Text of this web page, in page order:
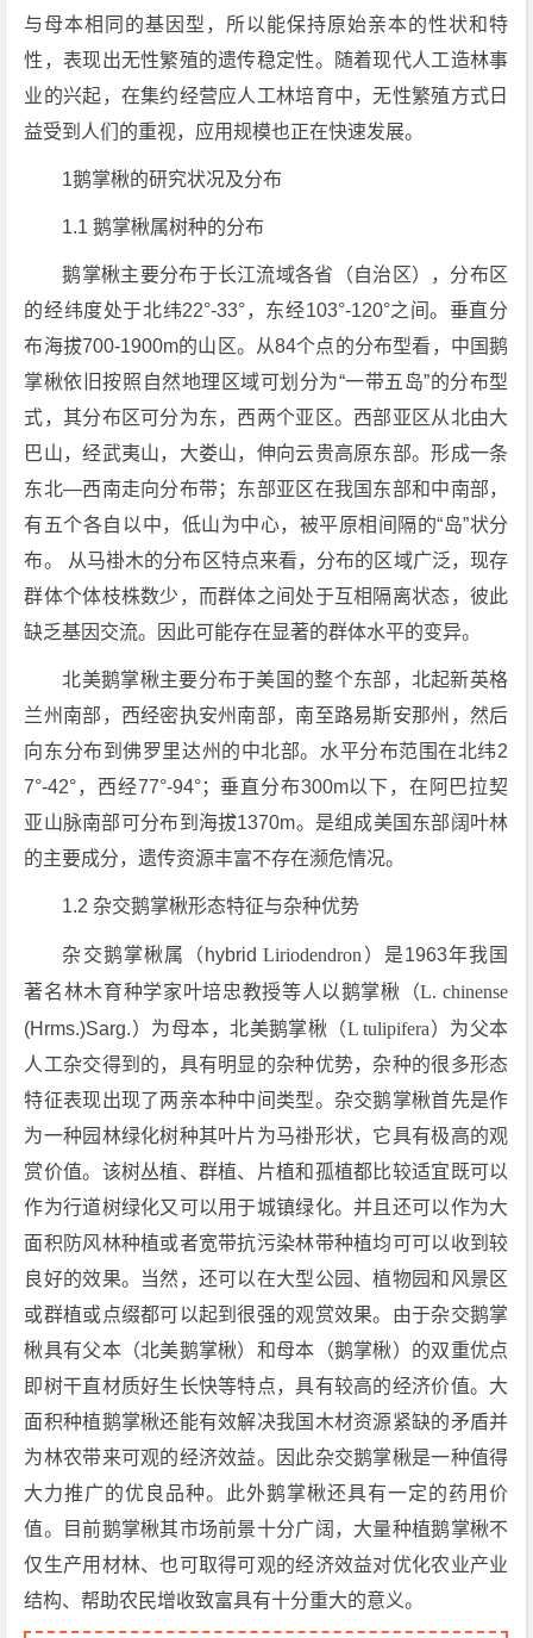
与母本相同的基因型，所以能保持原始亲本的性状和特
性，表现出无性繁殖的遗传稳定性。随着现代人工造林事
业的兴起，在集约经营应人工林培育中，无性繁殖方式日
益受到人们的重视，应用规模也正在快速发展。
1鹅掌楸的研究状况及分布
1.1 鹅掌楸属树种的分布
鹅掌楸主要分布于长江流域各省（自治区），分布区
的经纬度处于北纬22°-33°，东经103°-120°之间。垂直分
布海拔700-1900m的山区。从84个点的分布型看，中国鹅
掌楸依旧按照自然地理区域可划分为“一带五岛”的分布型
式，其分布区可分为东，西两个亚区。西部亚区从北由大
巴山，经武夷山，大娄山，伸向云贵高原东部。形成一条
东北—西南走向分布带；东部亚区在我国东部和中南部，
有五个各自以中，低山为中心，被平原相间隔的“岛”状分
布。 从马褂木的分布区特点来看，分布的区域广泛，现存
群体个体枝株数少，而群体之间处于互相隔离状态，彼此
缺乏基因交流。因此可能存在显著的群体水平的变异。
北美鹅掌楸主要分布于美国的整个东部，北起新英格
兰州南部，西经密执安州南部，南至路易斯安那州，然后
向东分布到佛罗里达州的中北部。水平分布范围在北纬2
7°-42°，西经77°-94°；垂直分布300m以下，在阿巴拉契
亚山脉南部可分布到海拔1370m。是组成美国东部阔叶林
的主要成分，遗传资源丰富不存在濒危情况。
1.2 杂交鹅掌楸形态特征与杂种优势
杂交鹅掌楸属（hybridLiriodendron ）是1963年我国
著名林木育种学家叶培忠教授等人以鹅掌楸（L. chinense
(Hrms.)Sarg.）为母本，北美鹅掌楸（L tulipifera）为父本
人工杂交得到的，具有明显的杂种优势，杂种的很多形态
特征表现出现了两亲本种中间类型。杂交鹅掌楸首先是作
为一种园林绿化树种其叶片为马褂形状，它具有极高的观
赏价值。该树丛植、群植、片植和孤植都比较适宜既可以
作为行道树绿化又可以用于城镇绿化。并且还可以作为大
面积防风林种植或者宽带抗污染林带种植均可可以收到较
良好的效果。当然，还可以在大型公园、植物园和风景区
或群植或点缀都可以起到很强的观赏效果。由于杂交鹅掌
楸具有父本（北美鹅掌楸）和母本（鹅掌楸）的双重优点
即树干直材质好生长快等特点，具有较高的经济价值。大
面积种植鹅掌楸还能有效解决我国木材资源紧缺的矛盾并
为林农带来可观的经济效益。因此杂交鹅掌楸是一种值得
大力推广的优良品种。此外鹅掌楸还具有一定的药用价
值。目前鹅掌楸其市场前景十分广阔，大量种植鹅掌楸不
仅生产用材林、也可取得可观的经济效益对优化农业产业
结构、帮助农民增收致富具有十分重大的意义。